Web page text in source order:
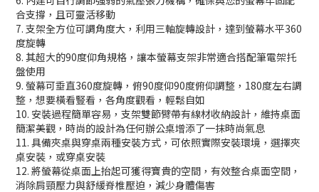
合支撐，且可靈活移動
7. 支架全方位可調角度大，利用三軸旋轉設計，達到螢幕水平360
度旋轉
8. 其超大的90度仰角規格，讓本螢幕支架非常適合搭配筆電架托
盤使用
9. 螢幕可垂直360度旋轉，俯90度仰90度俯仰調整，180度左右調
整，想要橫看豎看，各角度觀看，輕鬆自如
10. 安裝過程簡單容易，支架雙節臂帶有線材收納設計，維持桌面
簡潔美觀，時尚的設計為任何辦公桌增添了一抹時尚氣息
11. 具備夾桌與穿桌兩種安裝方式，可依照實際安裝環境，選擇夾
桌安裝，或穿桌安裝
12. 將螢幕從桌面上抬起可獲得寶貴的空間，有效整合桌面空間，
消除肩頸壓力與舒緩脊椎壓迫，減少身體傷害